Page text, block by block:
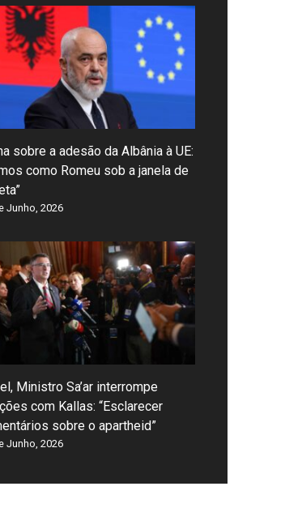
sobre a adesão da Albânia à UE:
como Romeu sob a janela de
Junho, 2026
Ministro Sa’ar interrompe
com Kallas: “Esclarecer
sobre o apartheid”
Junho, 2026